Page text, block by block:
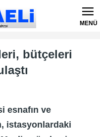
MENÜ
bütçeleri
esnafın ve
istasyonlardaki